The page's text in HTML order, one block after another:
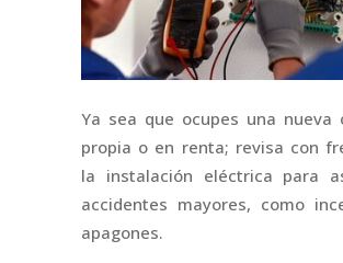
Ya sea que ocupes una nueva
propia o en renta; revisa con
la instalación eléctrica para
accidentes mayores, como
apagones.